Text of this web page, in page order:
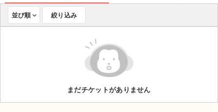
取扱チケット
ライブ・コンサート（海外）
並び順 絞り込み
まだチケットがありません